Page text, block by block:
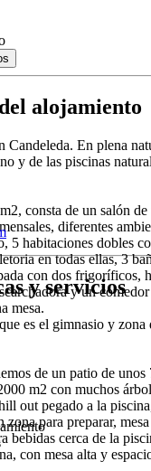
alojamiento
Candeleda. En plena
y de las piscinas
consta de un salón
diferentes
5 habitaciones dobles
en todas ellas, 3
con dos frigoríficos,
y un
mesa.
es el gimnasio y zona
de un patio de unos
m2 con muchos
out pegado a la
zona para preparar,
bebidas cerca de la
con mesa alta y
y servicios